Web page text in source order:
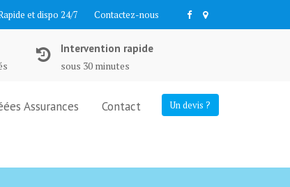
et dispo 24/7 Contactez-nous
Intervention rapide
sous 30 minutes
Un devis ?
Assurances Contact